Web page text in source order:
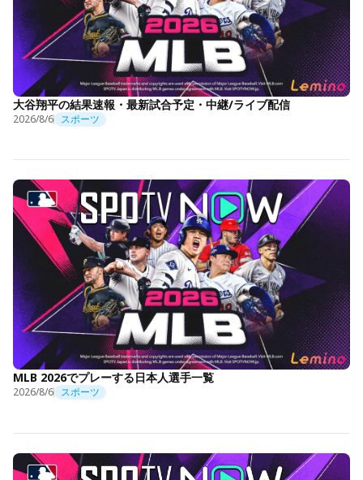
大谷翔平の結果速報・最新試合予定・中継/ライブ配信
2026/8/6 スポーツ
MLB 2026でプレーする日本人選手一覧
2026/8/6 スポーツ